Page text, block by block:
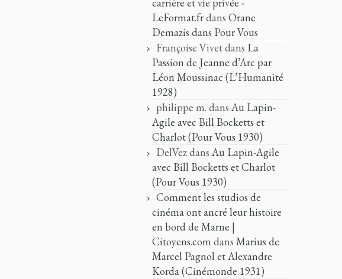
carrière et vie privée -
LeFormat.frdans Orane
Demazis dans Pour Vous
Françoise Vivetdans La
Passion de Jeanne d’Arc par
Léon Moussinac (L’Humanité
1928)
philippe m. dans Au Lapin-
Agile avec Bill Bocketts et
Charlot (Pour Vous 1930)
DelVezdans Au Lapin-Agile
avec Bill Bocketts et Charlot
(Pour Vous 1930)
Comment les studios de
cinéma ont ancré leur histoire
en bord de Marne |
Citoyens.comdans Marius de
Marcel Pagnol et Alexandre
Korda (Cinémonde 1931)